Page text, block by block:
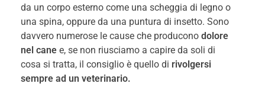
da un corpo esterno come una scheggia di legno o
una spina, oppure da una puntura di insetto. Sono
davvero numerose le cause che producono dolore
nel cane e, se non riusciamo a capire da soli di
cosa si tratta, il consiglio è quello di rivolgersi
sempre ad un veterinario.